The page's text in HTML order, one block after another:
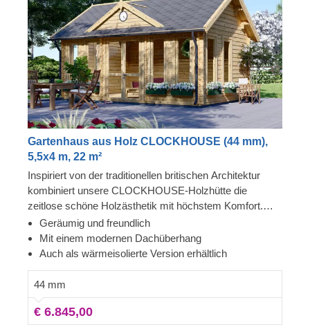
Gartenhaus aus Holz CLOCKHOUSE (44 mm),
5,5x4 m, 22 m²
Inspiriert von der traditionellen britischen Architektur
kombiniert unsere CLOCKHOUSE-Holzhütte die
zeitlose schöne Holzästhetik mit höchstem Komfort.
Dieses geräumige Gartenhaus aus Holz, ist auf Grund
ihrer riesigen Fenster und Türen, die die gesamte
Vorderseite des Gebäudes umgeben, von viel
gemütlicher Rückzugsort im Garten oder als geselliger
Treffpunkt mit Familie und Freunden. Für besonders
hohen Komfort ist auch eine isolierte Version dieses
Modells lieferbar.
Geräumig und freundlich
Mit einem modernen Dachüberhang
Auch als wärmeisolierte Version erhältlich
44 mm
€ 6.845,00